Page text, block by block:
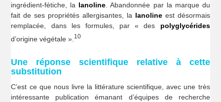
ingrédient-fétiche, la lanoline. Abandonnée par la marque du
fait de ses propriétés allergisantes, la lanolineest désormais
remplacée, dans les formules, par « des polyglycérides
d’origine végétale ». 10
Une réponse scientifique relative à cette
substitution
C’est ce que nous livre la littérature scientifique, avec une très
intéressante publication émanant d’équipes de recherche